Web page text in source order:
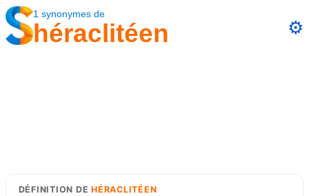
1 synonymes de
héraclitéen ⚙️
DÉFINITION DEHÉRACLITÉEN